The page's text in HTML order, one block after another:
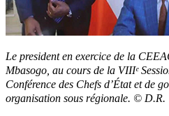
Le president en exercice de la
Mbasogo, au cours de la VIIIᵉ
Conférence des Chefs d’État et de
organisation sous régionale. © D.R.